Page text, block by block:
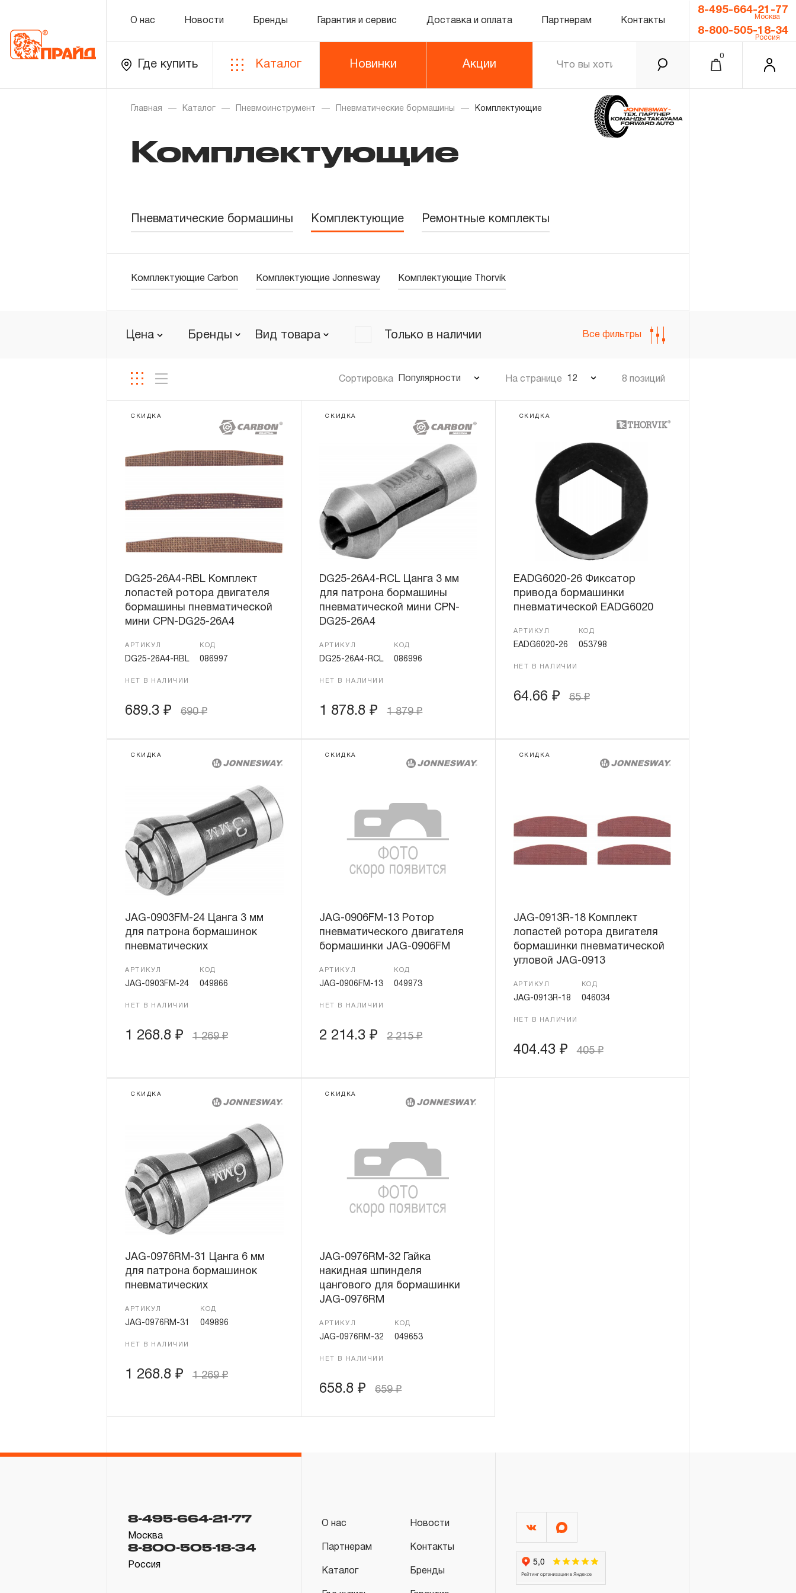
О нас Новости Бренды Гарантия и сервис Доставка и оплата Партнерам Контакты
8-495-664-21-77
Москва
8-800-505-18-34
Россия
Где купить Каталог Новинки Акции
0
Каталог
Золотая лихорадка
Уцененный товар
О нас
Новости
Гарантия и сервис
Доставка и оплата
Партнерам
Главная Каталог Пневмоинструмент Пневматические бормашины Комплектующие
Комплектующие
Пневматические бормашины Комплектующие Ремонтные комплекты
Комплектующие Carbon Комплектующие Jonnesway Комплектующие Thorvik
Цена Бренды Вид товара Только в наличии Все фильтры
Сортировка Популярности На странице 12 8 позиций
СКИДКА
DG25-26A4-RBL Комплект
лопастей ротора двигателя
бормашины пневматической
мини CPN-DG25-26A4
АРТИКУЛ
DG25-26A4-RBL
КОД
086997
НЕТ В НАЛИЧИИ
689.3 ₽ 690₽
СКИДКА
DG25-26A4-RCL Цанга 3 мм
для патрона бормашины
пневматической мини CPN-
DG25-26A4
АРТИКУЛ
DG25-26A4-RCL
КОД
086996
НЕТ В НАЛИЧИИ
1 878.8₽ 1 879₽
СКИДКА
EADG6020-26 Фиксатор
привода бормашинки
пневматической EADG6020
АРТИКУЛ
EADG6020-26
КОД
053798
НЕТ В НАЛИЧИИ
64.66 ₽ 65₽
СКИДКА
JAG-0903FM-24 Цанга 3 мм
для патрона бормашинок
пневматических
АРТИКУЛ
JAG-0903FM-24
КОД
049866
НЕТ В НАЛИЧИИ
1 268.8 ₽ 1 269₽
СКИДКА
JAG-0906FM-13 Ротор
пневматического двигателя
бормашинки JAG-0906FM
АРТИКУЛ
JAG-0906FM-13
КОД
049973
НЕТ В НАЛИЧИИ
2 214.3₽ 2 215₽
СКИДКА
JAG-0913R-18 Комплект
лопастей ротора двигателя
бормашинки пневматической
угловой JAG-0913
АРТИКУЛ
JAG-0913R-18
КОД
046034
НЕТ В НАЛИЧИИ
404.43 ₽ 405₽
СКИДКА
JAG-0976RM-31 Цанга 6 мм
для патрона бормашинок
пневматических
АРТИКУЛ
JAG-0976RM-31
КОД
049896
НЕТ В НАЛИЧИИ
1 268.8 ₽ 1 269₽
СКИДКА
JAG-0976RM-32 Гайка
накидная шпинделя
цангового для бормашинки
JAG-0976RM
АРТИКУЛ
JAG-0976RM-32
КОД
049653
НЕТ В НАЛИЧИИ
658.8₽ 659₽
8-495-664-21-77
Москва
8-800-505-18-34
Россия
О нас Новости
Партнерам Контакты
Каталог Бренды